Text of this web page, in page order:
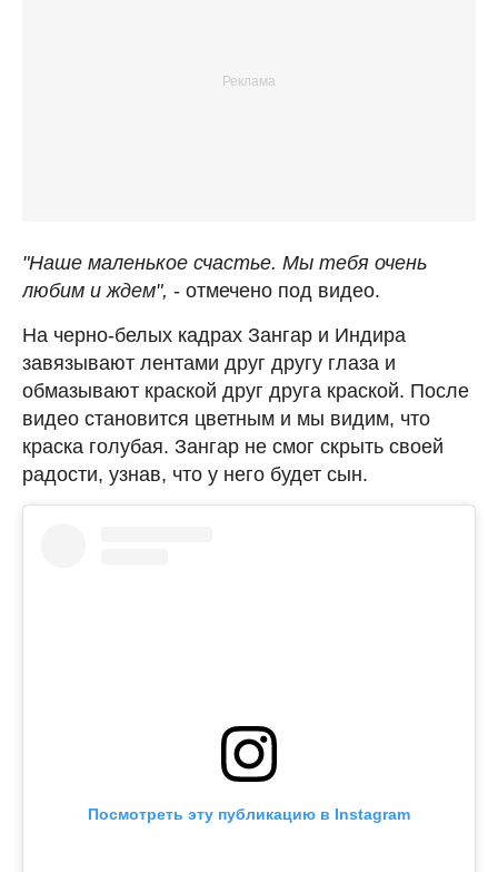
"Наше маленькое счастье. Мы тебя очень
любим и ждем", - отмечено под видео.
На черно-белых кадрах Зангар и Индира
завязывают лентами друг другу глаза и
обмазывают краской друг друга краской. После
видео становится цветным и мы видим, что
краска голубая. Зангар не смог скрыть своей
радости, узнав, что у него будет сын.
Посмотреть эту публикацию в Instagram